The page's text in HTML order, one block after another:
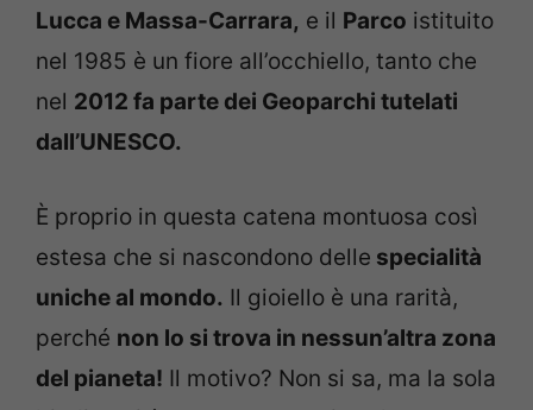
Lucca e Massa-Carrara, e il Parco istituito
nel 1985 è un fiore all’occhiello, tanto che
nel 2012 fa parte dei Geoparchi tutelati
dall’UNESCO.
È proprio in questa catena montuosa così
estesa che si nascondono delle specialità
uniche al mondo. Il gioiello è una rarità,
perché non lo si trova in nessun’altra zona
del pianeta! Il motivo? Non si sa, ma la sola